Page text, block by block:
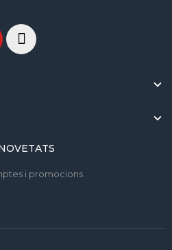
i promocions